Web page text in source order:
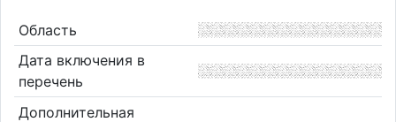
Область
Дата включения в
перечень
Дополнительная